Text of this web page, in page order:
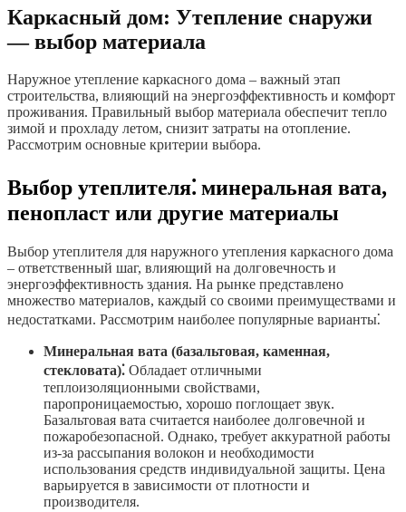
Каркасный дом: Утепление снаружи
— выбор материала
Наружное утепление каркасного дома – важный этап
строительства, влияющий на энергоэффективность и комфорт
проживания. Правильный выбор материала обеспечит тепло
зимой и прохладу летом, снизит затраты на отопление.
Рассмотрим основные критерии выбора.
Выбор утеплителя⁚ минеральная вата,
пенопласт или другие материалы
Выбор утеплителя для наружного утепления каркасного дома
– ответственный шаг, влияющий на долговечность и
энергоэффективность здания. На рынке представлено
множество материалов, каждый со своими преимуществами и
недостатками. Рассмотрим наиболее популярные варианты⁚
Минеральная вата (базальтовая, каменная,
стекловата)⁚ Обладает отличными
теплоизоляционными свойствами,
паропроницаемостью, хорошо поглощает звук.
Базальтовая вата считается наиболее долговечной и
пожаробезопасной. Однако, требует аккуратной работы
из-за рассыпания волокон и необходимости
использования средств индивидуальной защиты. Цена
варьируется в зависимости от плотности и
производителя.